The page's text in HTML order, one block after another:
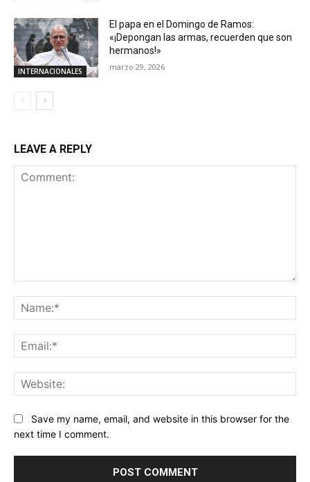
INTERNACIONALES
El papa en el Domingo de Ramos:
«¡Depongan las armas, recuerden que son
hermanos!»
marzo 29, 2026
LEAVE A REPLY
Save my name, email, and website in this browser for the
next time I comment.